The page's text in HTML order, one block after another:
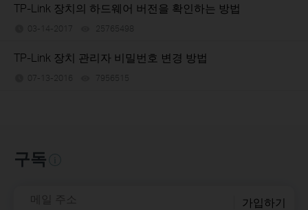
TP-Link 장치의 하드웨어 버전을 확인하는 방법
03-14-2017 25765498
TP-Link 장치 관리자 비밀번호 변경 방법
07-13-2016 7956515
구독
메일 주소 가입하기